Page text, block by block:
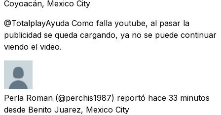
Coyoacán, Mexico City
@TotalplayAyuda Como falla youtube, al pasar la
publicidad se queda cargando, ya no se puede continuar
viendo el video.
Perla Roman (@perchis1987) reportó hace 33 minutos
desde Benito Juarez, Mexico City